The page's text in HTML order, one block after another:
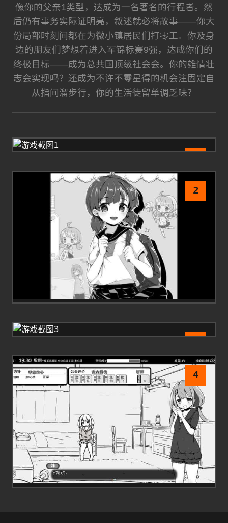
像你的父亲1类型，达成为一名著名的行程者。然
后仍有事务实际证明亮，叙述就必将故事——你大
份局部时刻间都在为微小镇居民们打零工。你及身
边的朋友们梦想着进入军锦标赛9强，达成你们的
终极目标——成为总共国顶级社会会。你的雄情壮
志会实现吗？还成为不许不零星得的机会注固定自
从指间溜步行，你的生活徒留单调乏味？
2
4